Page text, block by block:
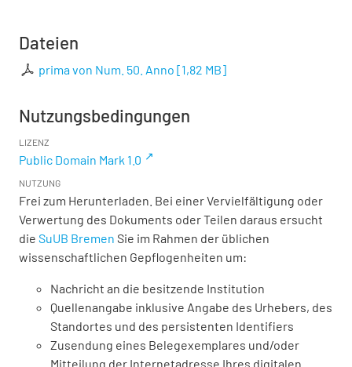
Dateien
prima von Num. 50. Anno [1,82 MB]
Nutzungsbedingungen
LIZENZ
Public Domain Mark 1.0
NUTZUNG
Frei zum Herunterladen. Bei einer Vervielfältigung oder
Verwertung des Dokuments oder Teilen daraus ersucht
die SuUB Bremen Sie im Rahmen der üblichen
wissenschaftlichen Gepflogenheiten um:
Nachricht an die besitzende Institution
Quellenangabe inklusive Angabe des Urhebers, des
Standortes und des persistenten Identifiers
Zusendung eines Belegexemplares und/oder
Mitteilung der Internetadresse Ihres digitalen